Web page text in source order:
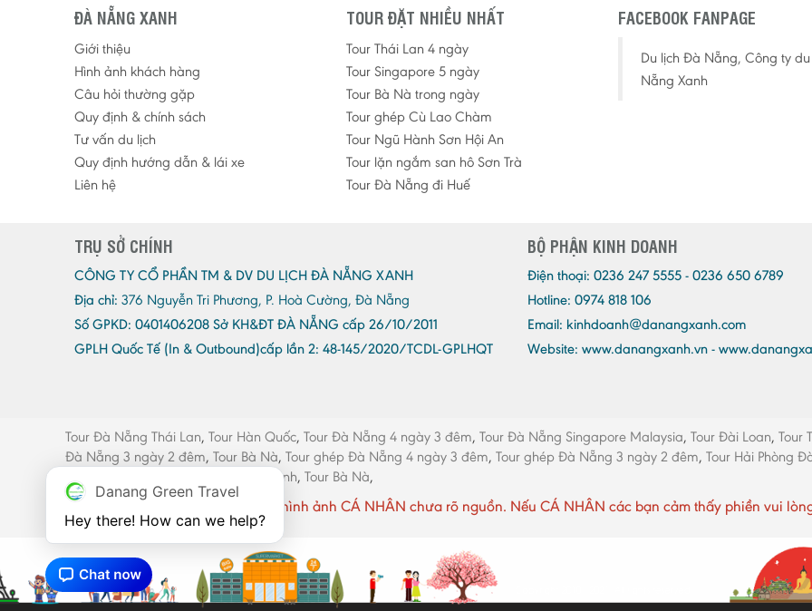
ĐÀ NẴNG XANH
Giới thiệu
Hình ảnh khách hàng
Câu hỏi thường gặp
Quy định & chính sách
Tư vấn du lịch
Quy định hướng dẫn & lái xe
Liên hệ
TOUR ĐẶT NHIỀU NHẤT
Tour Thái Lan 4 ngày
Tour Singapore 5 ngày
Tour Bà Nà trong ngày
Tour ghép Cù Lao Chàm
Tour Ngũ Hành Sơn Hội An
Tour lặn ngắm san hô Sơn Trà
Tour Đà Nẵng đi Huế
FACEBOOK FANPAGE
Du lịch Đà Nẵng, Công ty
Nẵng Xanh
TRỤ SỞ CHÍNH
CÔNG TY CỔ PHẦN TM & DV DU LỊCH ĐÀ NẴNG XANH
Địa chỉ: 376 Nguyễn Tri Phương, P. Hoà Cường, Đà Nẵng
Số GPKD: 0401406208 Sở KH&ĐT ĐÀ NẴNG cấp 26/10/2011
GPLH Quốc Tế (In & Outbound)cấp lần 2: 48-145/2020/TCDL-GPLHQT
BỘ PHẬN KINH DOANH
Điện thoại: 0236 247 5555 - 0236 650 6789
Hotline: 0974 818 106
Email: kinhdoanh@danangxanh.com
Website: www.danangxanh.vn -
Tour Đà Nẵng Thái Lan, Tour Hàn Quốc, Tour Đà Nẵng 4 ngày 3 đêm, Tour Đà Nẵng Singapore Malaysia, Tour Đài Loan, Tour
Đà Nẵng 3 ngày 2 đêm, Tour Bà Nà, Tour ghép Đà Nẵng 4 ngày 3 đêm, Tour ghép Đà Nẵng 3 ngày 2 đêm, Tour Hải Phòng
Thang máy Quảng Bình, Tour Bà Nà,
Website có sử dụng một số hình ảnh CÁ NHÂN chưa rõ nguồn. Nếu CÁ NHÂN các bạn cảm thấy phiền vui
Danang Green Travel
Hey there! How can we help?